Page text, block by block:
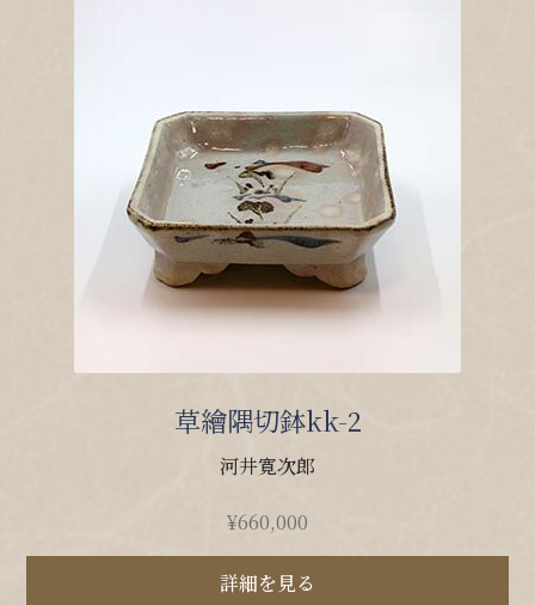
草繪隅切鉢kk-2
河井寛次郎
¥660,000
詳細を見る